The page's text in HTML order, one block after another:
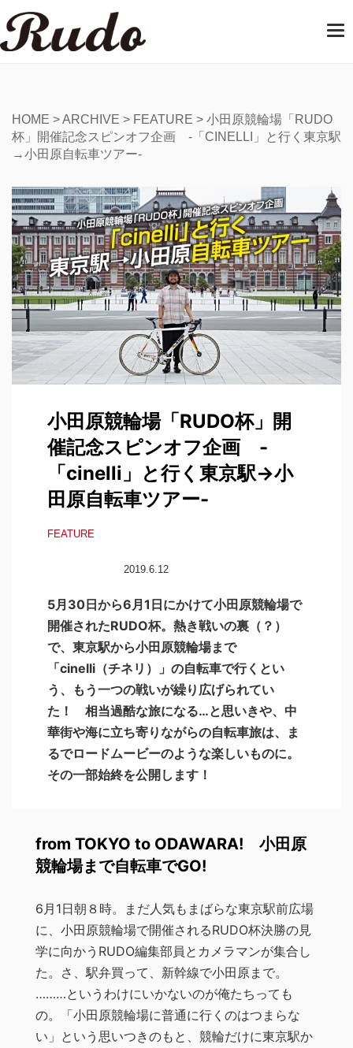
T
n
g
a
t
i
o
n
HOME >ARCHIVE > FEATURE > 小田原競輪場「RUDO
杯」開催記念スピンオフ企画 -「CINELLI」と行く東京駅
→小田原自転車ツアー-
小田原競輪場「RUDO杯」開
催記念スピンオフ企画 -
「cinelli」と行く東京駅→小
田原自転車ツアー-
FEATURE
2019.6.12
5月30日から6月1日にかけて小田原競輪場で
開催されたRUDO杯。熱き戦いの裏（？）
で、東京駅から小田原競輪場まで
「cinelli（チネリ）」の自転車で行くとい
う、もう一つの戦いが繰り広げられてい
た！ 相当過酷な旅になる…と思いきや、中
華街や海に立ち寄りながらの自転車旅は、ま
るでロードムービーのような楽しいものに。
その一部始終を公開します！
from TOKYO to ODAWARA! 小田原
競輪場まで自転車でGO!
6月1日朝８時。まだ人気もまばらな東京駅前広場
に、小田原競輪場で開催されるRUDO杯決勝の見
学に向かうRUDO編集部員とカメラマンが集合し
た。さ、駅弁買って、新幹線で小田原まで。
………というわけにいかないのが俺たちっても
の。「小田原競輪場に普通に行くのはつまらな
い」という思いつきのもと、競輪だけに東京駅か